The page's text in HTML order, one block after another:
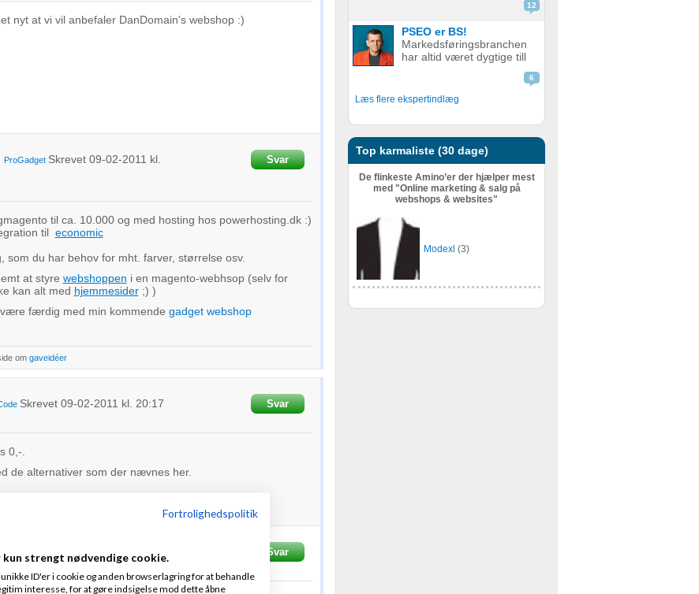
nyt at vi vil anbefaler DanDomain's webshop :)
ProGadget Skrevet 09-02-2011 kl.
Svar
til ca. 10.000 og med hosting hos powerhosting.dk :)
til economic
som du har behov for mht. farver, størrelse osv.
at styre webshoppen i en magento-webhsop (selv for
kan alt med hjemmesider;) )
færdig med min kommende gadget webshop
om gaveidéer
Skrevet 09-02-2011 kl. 20:17 Svar
0,-.
de alternativer som der nævnes her.
15-02-2011 kl. 11:48 Svar
eller delvist bygger på AI.
stille spørgsmål ved, om
det er lovligt. AI er en
meget bred betegnelse
12
PSEO er BS!
Markedsføringsbranchen
har altid været dygtige till
at pakke gammel fisk ind i
Nogle gange lidt for
dygtige. Giv en støvet,
meget kr...
6
Læs flere ekspertindlæg
Top karmaliste (30 dage)
De flinkeste Amino’er der hjælper mest
med "Online marketing & salg på
webshops & websites"
Modexl (3)
Fortrolighedspolitik
strengt nødvendige cookie.
ID'er i cookie og anden browserlagring for at behandle
interesse, for at gøre indsigelse mod dette åbne